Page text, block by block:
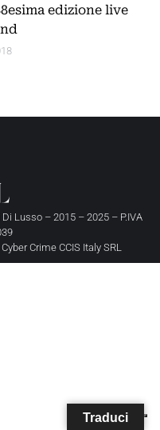
edizione live
Di Lusso– 2015 – 2025 – P.IVA
Cyber Crime CCIS Italy SRL
Traduci